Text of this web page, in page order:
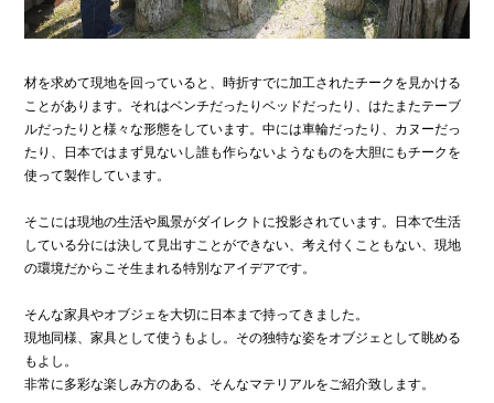
材を求めて現地を回っていると、時折すでに加工されたチークを見かける
ことがあります。それはベンチだったりベッドだったり、はたまたテーブ
ルだったりと様々な形態をしています。中には車輪だったり、カヌーだっ
たり、日本ではまず見ないし誰も作らないようなものを大胆にもチークを
使って製作しています。
そこには現地の生活や風景がダイレクトに投影されています。日本で生活
している分には決して見出すことができない、考え付くこともない、現地
の環境だからこそ生まれる特別なアイデアです。
そんな家具やオブジェを大切に日本まで持ってきました。
現地同様、家具として使うもよし。その独特な姿をオブジェとして眺める
もよし。
非常に多彩な楽しみ方のある、そんなマテリアルをご紹介致します。